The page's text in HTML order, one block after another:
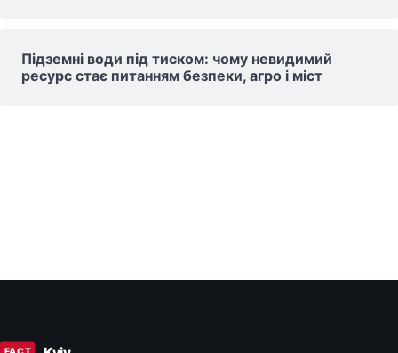
Підземні води під тиском: чому невидимий
ресурс стає питанням безпеки, агро і міст